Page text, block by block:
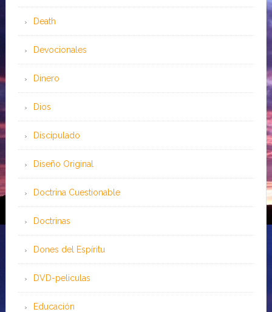
Death
Devocionales
Dinero
Dios
Discipulado
Diseño Original
Doctrina Cuestionable
Doctrinas
Dones del Espíritu
DVD-peliculas
Educación